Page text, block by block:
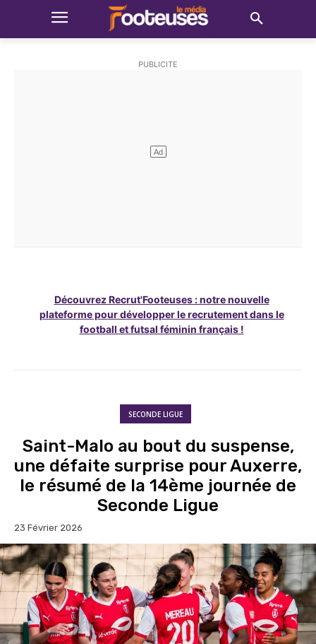
Découvrez Recrut'Footeuses : notre nouvelle
plateforme pour développer le recrutement dans le
football et futsal féminin français !
SECONDE LIGUE
Saint-Malo au bout du suspense,
une défaite surprise pour Auxerre,
le résumé de la 14ème journée de
Seconde Ligue
23 Février 2026